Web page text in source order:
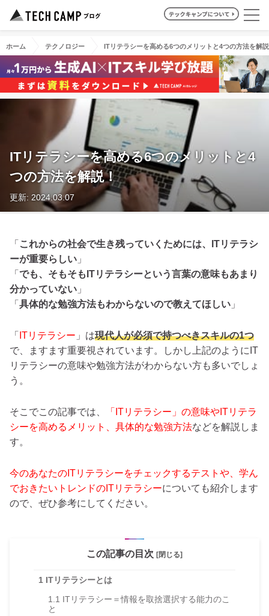
ホーム テクノロジー ITリテラシーを高める6つのメリットと4つの方法を解
ITリテラシーを高める6つのメリットと4
つの方法を解説！
更新: 2024.03.07
「 これからの社会で生き残っていくためには、ITリテラシ
ーが重要らしい 」
「 でも、そもそもITリテラシーという言葉の意味もあまり
分かっていない 」
「 具体的な勉強方法もわからないので教えてほしい 」
「 ITリテラシー 」は現代人が必須で持つべきスキルの1つ
で、ますます重要視されています。しかし上記のようにIT
リテラシーの意味や勉強方法がわからない方も多いでしょ
う。
そこでこの記事では、
「ITリテラシー」の意味やITリテラ
シーを高めるメリット、具体的な勉強方法などを解説しま
す。
今のあなたのITリテラシーをチェックするテストや、学ん
でおきたいトレンドのITリテラシーについても紹介します
ので、ぜひ参考にしてください。
この記事の目次 [閉じる]
1 ITリテラシーとは
1.1 ITリテラシー＝情報を取捨選択する能力のこ
と